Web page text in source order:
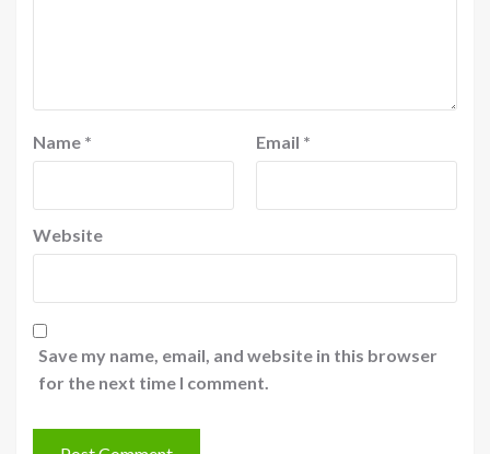
Name * Email *
Website
Save my name, email, and website in this browser
for the next time I comment.